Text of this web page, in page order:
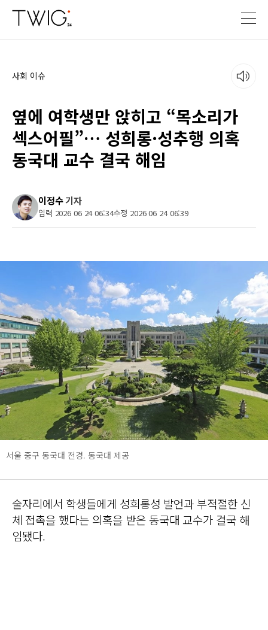
사회 이슈
옆에 여학생만 앉히고 “목소리가
섹스어필”… 성희롱·성추행 의혹
동국대 교수 결국 해임
이정수기자
입력 2026 06 24 06:34수정 2026 06 24 06:39
서울 중구 동국대 전경. 동국대 제공
술자리에서 학생들에게 성희롱성 발언과 부적절한 신
체 접촉을 했다는 의혹을 받은 동국대 교수가 결국 해
임됐다.